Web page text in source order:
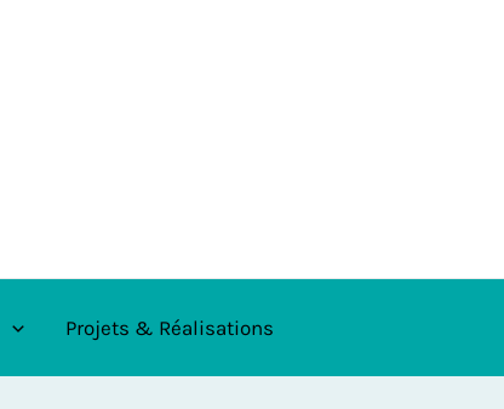
Projets & Réalisations